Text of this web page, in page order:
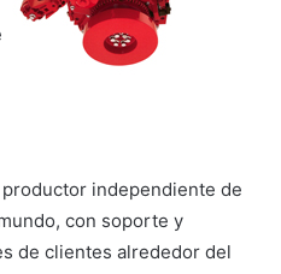
independiente de
con soporte y
de clientes alrededor del